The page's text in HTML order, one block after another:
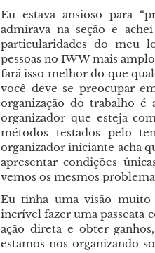
Eu estava ansioso para
admirava na seção e
particularidades do meu
pessoas no IWW mais
fará isso melhor do que
você deve se preocupar
organização do trabalho é
organizador que esteja
métodos testados pelo
organizador iniciante acha
apresentar condições
vemos os mesmos
Eu tinha uma visão muito
incrível fazer uma passeata
ação direta e obter
estamos nos organizando